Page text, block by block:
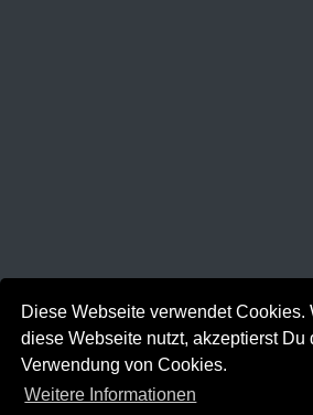
Diese Webseite verwendet Cookies.
diese Webseite nutzt, akzeptierst Du
Verwendung von Cookies.
Weitere Informationen